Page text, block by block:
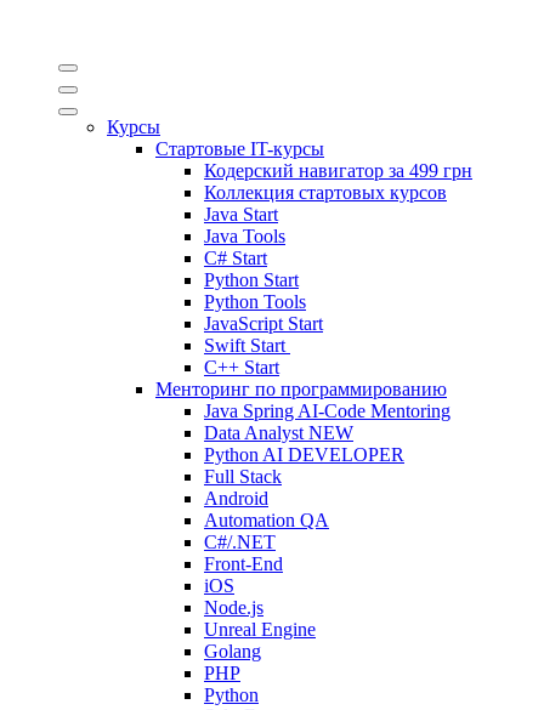
Курсы
Стартовые IT-курсы
Кодерский навигатор за 499 грн
Коллекция стартовых курсов
Java Start
Java Tools
C# Start
Python Start
Python Tools
JavaScript Start
Swift Start
C++ Start
Менторинг по программированию
Java Spring AI-Code Mentoring
Data Analyst NEW
Python AI DEVELOPER
Full Stack
Android
Automation QA
C#/.NET
Front-End
iOS
Node.js
Unreal Engine
Golang
PHP
Python